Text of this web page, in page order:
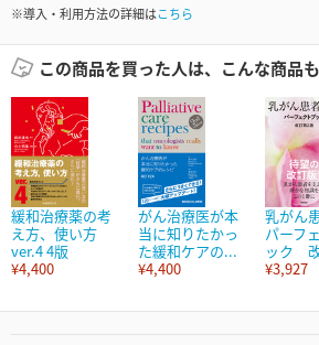
※導入・利用方法の詳細はこちら
この商品を買った人は、こんな商品も
緩和治療薬の考
え方、使い方
ver.4 4版
¥4,400
がん治療医が本
当に知りたかっ
た緩和ケアの...
¥4,400
乳がん
パーフ
ック
¥3,927